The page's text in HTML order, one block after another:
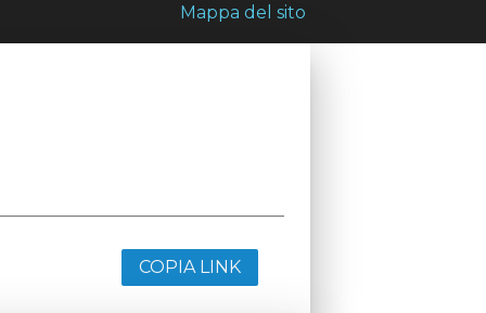
Mappa del sito
COPIA LINK